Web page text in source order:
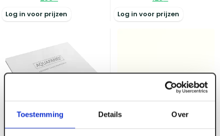
Toestemming Details Over
Log in voor prijzen Log in voor prijzen